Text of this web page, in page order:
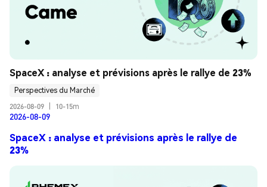
SpaceX : analyse et prévisions après le rallye de 23%
Perspectives du Marché
2026-08-09
10-15m
2026-08-09
SpaceX : analyse et prévisions après le rallye de
23%